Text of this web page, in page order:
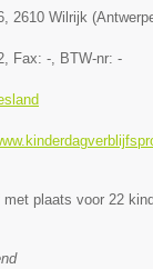
, 2610 Wilrijk (
, Fax: -, BTW-nr: -
met plaats voor 22